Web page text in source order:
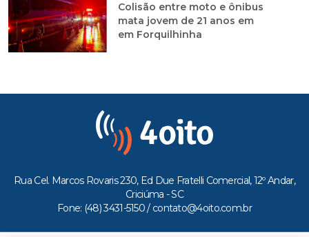
Colisão entre moto e ônibus
mata jovem de 21 anos em
em Forquilhinha
Rua Cel. Marcos Rovaris 230, Ed Due Fratelli Comercial, 12º Andar,
Criciúma - SC
Fone: (48) 3431-5150 / contato@4oito.com.br